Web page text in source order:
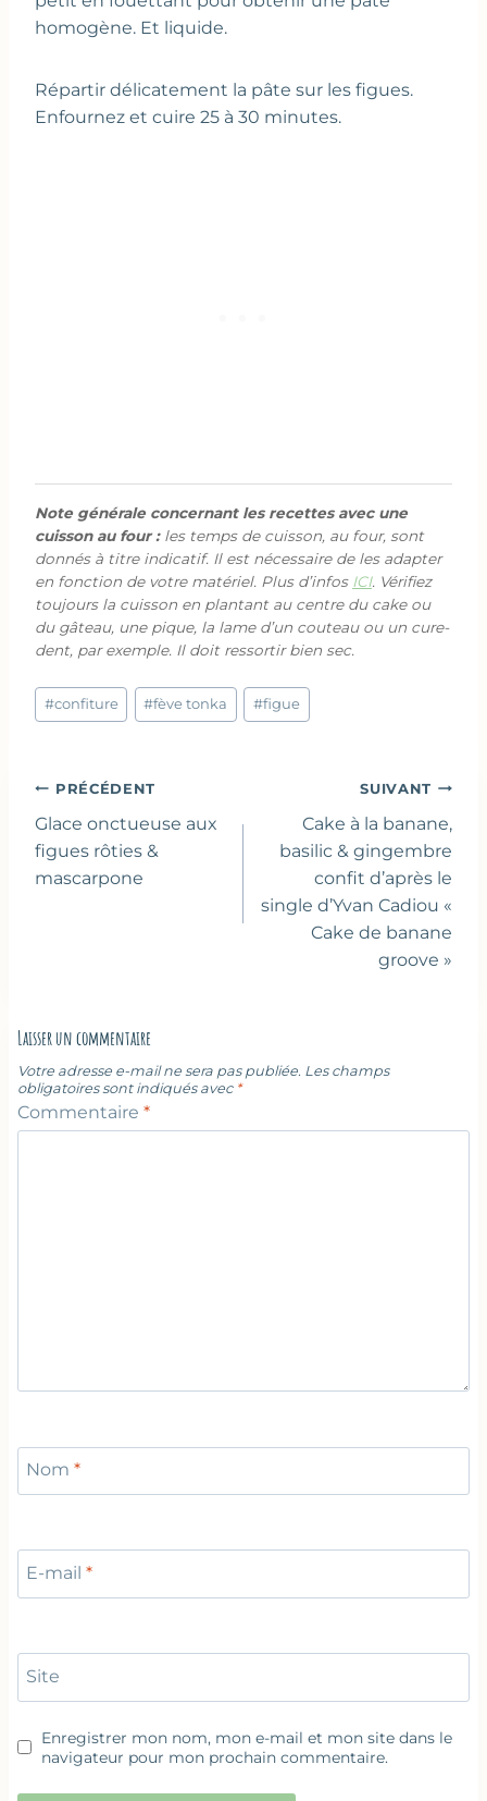
homogène. Et liquide.
Répartir délicatement la pâte sur les figues.
Enfournez et cuire 25 à 30 minutes.
Note générale concernant les recettes avec une
cuisson au four :les temps de cuisson, au four, sont
donnés à titre indicatif. Il est nécessaire de les adapter
en fonction de votre matériel. Plus d’infos ICI. Vérifiez
toujours la cuisson en plantant au centre du cake ou
du gâteau, une pique, la lame d’un couteau ou un cure-
dent, par exemple. Il doit ressortir bien sec.
Étiquettes
de
#confiture #fève tonka #figue
Navigation
de
l’article
PRÉCÉDENT
Glace onctueuse aux
figues rôties &
mascarpone
SUIVANT
Cake à la banane,
basilic & gingembre
confit d’après le
single d’Yvan Cadiou «
Cake de banane
groove »
Laisser un commentaire
Votre adresse e-mail ne sera pas publiée. Les champs
obligatoires sont indiqués avec *
Commentaire *
Nom *
E-mail *
Site
Enregistrer mon nom, mon e-mail et mon site dans le
navigateur pour mon prochain commentaire.